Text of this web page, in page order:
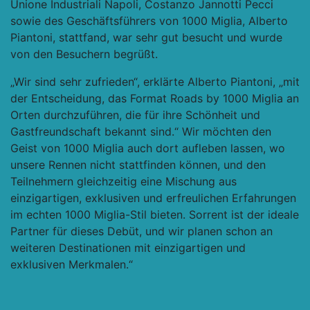
Unione Industriali Napoli, Costanzo Jannotti Pecci
sowie des Geschäftsführers von 1000 Miglia, Alberto
Piantoni, stattfand, war sehr gut besucht und wurde
von den Besuchern begrüßt.
„Wir sind sehr zufrieden“, erklärte Alberto Piantoni, „mit
der Entscheidung, das Format Roads by 1000 Miglia an
Orten durchzuführen, die für ihre Schönheit und
Gastfreundschaft bekannt sind.“ Wir möchten den
Geist von 1000 Miglia auch dort aufleben lassen, wo
unsere Rennen nicht stattfinden können, und den
Teilnehmern gleichzeitig eine Mischung aus
einzigartigen, exklusiven und erfreulichen Erfahrungen
im echten 1000 Miglia-Stil bieten. Sorrent ist der ideale
Partner für dieses Debüt, und wir planen schon an
weiteren Destinationen mit einzigartigen und
exklusiven Merkmalen.“